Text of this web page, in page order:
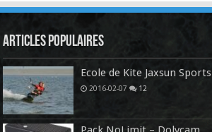
Articles Populaires
Ecole de Kite Jaxsun Sports
2016-02-07 12